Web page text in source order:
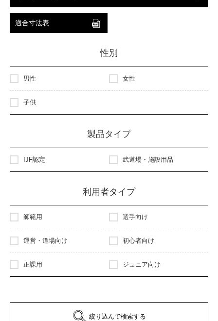
適合寸法表
性別
男性 女性
子供
製品タイプ
IJF認定 武道場・施設用品
利用者タイプ
師範用 選手向け
運営・道場向け 初心者向け
正課用 ジュニア向け
絞り込んで検索する